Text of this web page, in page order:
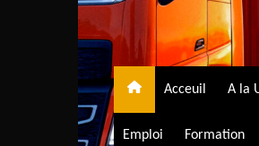
Acceuil A la
Emploi Formation